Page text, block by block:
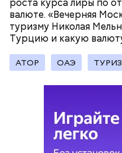
роста курса лиры по
валюте. «Вечерняя
туризму Николая
Турцию и какую
АТОР ОАЭ
обочин дорог или
предприятиями, так
себе токсические
— Может пробить
себя очень
зверя, затаиться, —